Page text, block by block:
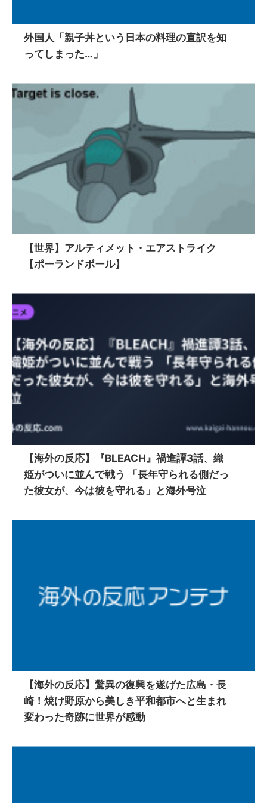
外国人「親子丼という日本の料理の直訳を知
ってしまった…」
【世界】アルティメット・エアストライク
【ポーランドボール】
【海外の反応】『BLEACH』禍進譚3話、織
姫がついに並んで戦う 「長年守られる側だっ
た彼女が、今は彼を守れる」と海外号泣
【海外の反応】驚異の復興を遂げた広島・長
崎！焼け野原から美しき平和都市へと生まれ
変わった奇跡に世界が感動